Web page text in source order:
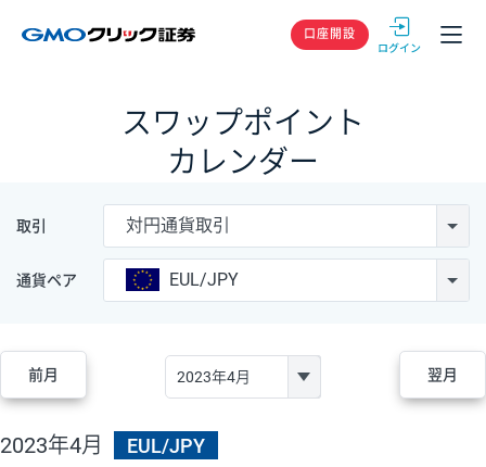
GMOクリック
口座開設
スワップポイント
カレンダー
取引 対円通貨取引
通貨ペア EUL/JPY
前月 翌月
2023年4月 EUL/JPY